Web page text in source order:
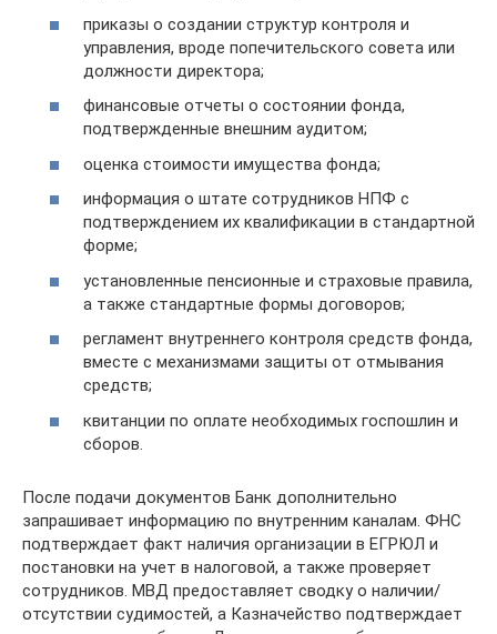
приказы о создании структур контроля и
управления, вроде попечительского совета или
должности директора;
финансовые отчеты о состоянии фонда,
подтвержденные внешним аудитом;
оценка стоимости имущества фонда;
информация о штате сотрудников НПФ с
подтверждением их квалификации в стандартной
форме;
установленные пенсионные и страховые правила,
а также стандартные формы договоров;
регламент внутреннего контроля средств фонда,
вместе с механизмами защиты от отмывания
средств;
квитанции по оплате необходимых госпошлин и
сборов.
После подачи документов Банк дополнительно
запрашивает информацию по внутренним каналам. ФНС
подтверждает факт наличия организации в ЕГРЮЛ и
постановки на учет в налоговой, а также проверяет
сотрудников. МВД предоставляет сводку о наличии/
отсутствии судимостей, а Казначейство подтверждает